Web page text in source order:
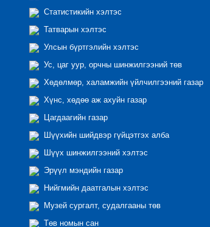
Статистикийн хэлтэс
Татварын хэлтэс
Улсын бүртгэлийн хэлтэс
Ус, цаг уур, орчны шинжилгээний төв
Хөдөлмөр, халамжийн үйлчилгээний газар
Хүнс, хөдөө аж ахуйн газар
Цагдаагийн газар
Шүүхийн шийдвэр гүйцэтгэх алба
Шүүх шинжилгээний хэлтэс
Эрүүл мэндийн газар
Нийгмийн даатгалын хэлтэс
Музей сургалт, судалгааны төв
Төв номын сан